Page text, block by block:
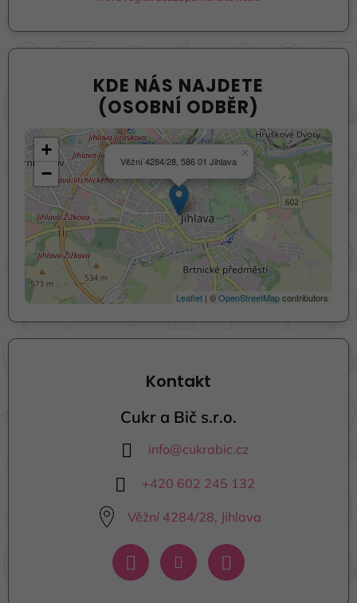
KDE NÁS NAJDETE
(OSOBNÍ ODBĚR)
Věžní 4284/28, 586 01 Jihlava
×
+
−
Leaflet | ©OpenStreetMapcontributors
Kontakt
Cukr a Bič s.r.o.
info@cukrabic.cz
+420 602 245 132
Věžní 4284/28, Jihlava